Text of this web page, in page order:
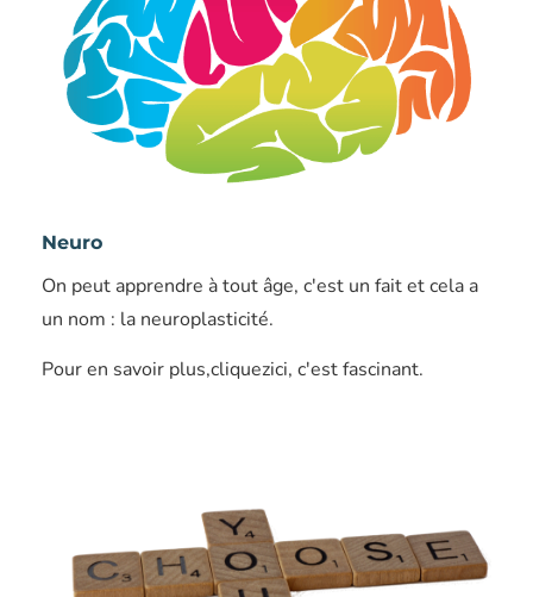
Neuro
On peut apprendre à tout âge, c'est un fait et cela a
un nom : la neuroplasticité.
Pour en savoir plus,cliquezici, c'est fascinant.